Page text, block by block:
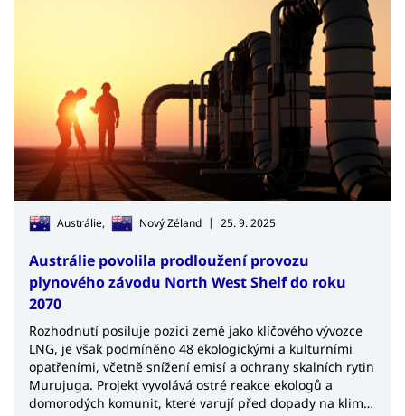
Austrálie, Nový Zéland | 25. 9. 2025
Austrálie povolila prodloužení provozu
plynového závodu North West Shelf do roku
2070
Rozhodnutí posiluje pozici země jako klíčového vývozce
LNG, je však podmíněno 48 ekologickými a kulturními
opatřeními, včetně snížení emisí a ochrany skalních rytin
Murujuga. Projekt vyvolává ostré reakce ekologů a
domorodých komunit, které varují před dopady na klima